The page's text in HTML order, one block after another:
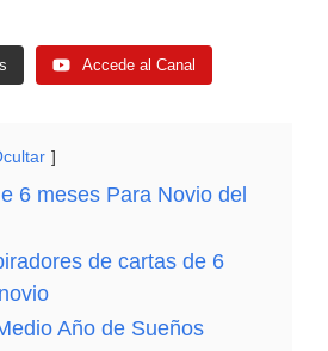
671
y AMISTAD 💌❤️🕊️ [El Vínculo
Carta que Revela el Corazón]
a Mano💌💗[Amor en letras
Sentimientos Más Íntimos]
Accede al Canal
6 meses Para Novio del
de cartas de 6
Año de Sueños